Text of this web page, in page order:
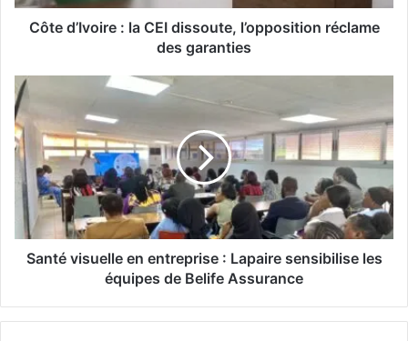
Côte d’Ivoire : la CEI dissoute, l’opposition réclame
des garanties
Santé visuelle en entreprise : Lapaire sensibilise les
équipes de Belife Assurance